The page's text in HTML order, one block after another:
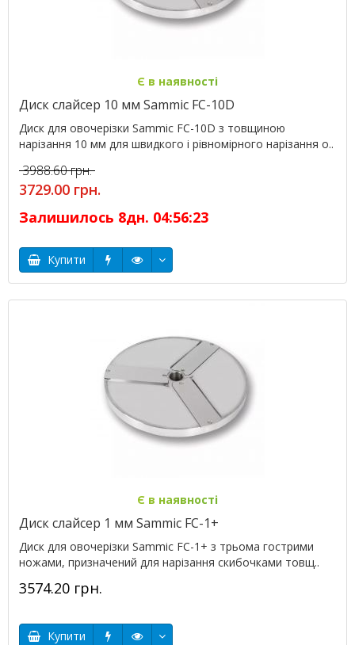
Є в наявності
Диск слайсер 10 мм Sammic FC-10D
Диск для овочерізки Sammic FC-10D з товщиною
нарізання 10 мм для швидкого і рівномірного нарізання о..
3988.60 грн.
3729.00 грн.
Залишилось 8дн. 04:56:23
Купити
Є в наявності
Диск слайсер 1 мм Sammic FC-1+
Диск для овочерізки Sammic FC-1+ з трьома гострими
ножами, призначений для нарізання скибочками товщ..
3574.20 грн.
Купити